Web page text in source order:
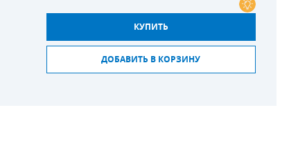
КУПИТЬ
ДОБАВИТЬ В КОРЗИНУ